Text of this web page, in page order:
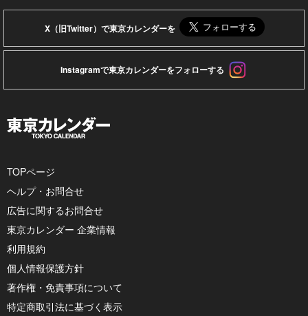
X（旧Twitter）で東京カレンダーを
Instagramで東京カレンダーをフォローする
TOPページ
ヘルプ・お問合せ
広告に関するお問合せ
東京カレンダー 企業情報
利用規約
個人情報保護方針
著作権・免責事項について
特定商取引法に基づく表示